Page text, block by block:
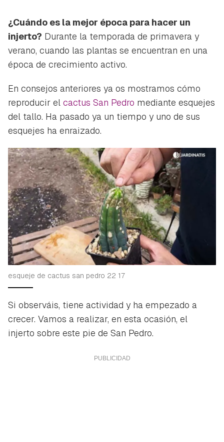
¿Cuándo es la mejor época para hacer un
injerto? Durante la temporada de primavera y
verano, cuando las plantas se encuentran en una
época de crecimiento activo.
En consejos anteriores ya os mostramos cómo
reproducir el cactus San Pedro mediante esquejes
del tallo. Ha pasado ya un tiempo y uno de sus
esquejes ha enraizado.
esqueje de cactus san pedro 22 17
Si observáis, tiene actividad y ha empezado a
crecer. Vamos a realizar, en esta ocasión, el
injerto sobre este pie de San Pedro.